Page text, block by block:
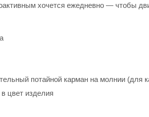
хочется ежедневно — чтобы
потайной карман на молнии (для
цвет изделия